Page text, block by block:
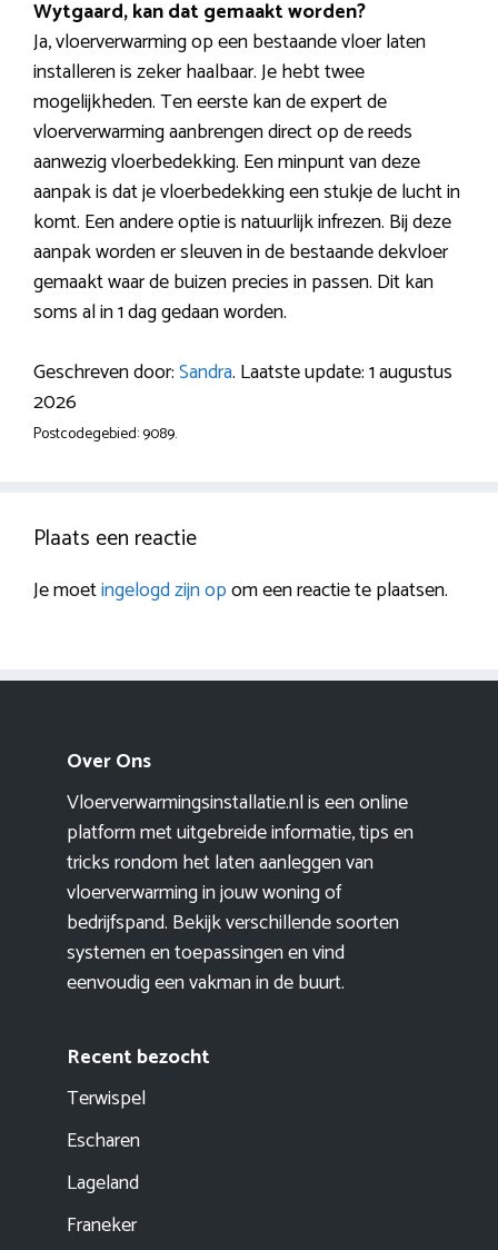
Wytgaard, kan dat gemaakt worden?
Ja, vloerverwarming op een bestaande vloer laten
installeren is zeker haalbaar. Je hebt twee
mogelijkheden. Ten eerste kan de expert de
vloerverwarming aanbrengen direct op de reeds
aanwezig vloerbedekking. Een minpunt van deze
aanpak is dat je vloerbedekking een stukje de lucht in
komt. Een andere optie is natuurlijk infrezen. Bij deze
aanpak worden er sleuven in de bestaande dekvloer
gemaakt waar de buizen precies in passen. Dit kan
soms al in 1 dag gedaan worden.
Geschreven door:Sandra. Laatste update: 1 augustus
2026
Postcodegebied: 9089.
Plaats een reactie
Je moetingelogd zijn opom een reactie te plaatsen.
Over Ons
Vloerverwarmingsinstallatie.nl is een online
platform met uitgebreide informatie, tips en
tricks rondom het laten aanleggen van
vloerverwarming in jouw woning of
bedrijfspand. Bekijk verschillende soorten
systemen en toepassingen en vind
eenvoudig een vakman in de buurt.
Recent bezocht
Terwispel
Escharen
Lageland
Franeker